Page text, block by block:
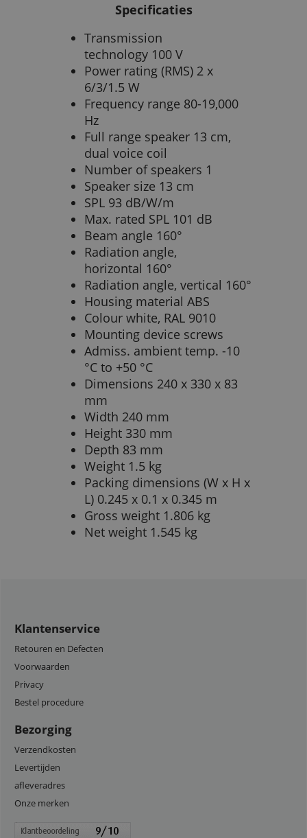
Specificaties
Transmission
technology 100 V
Power rating (RMS) 2 x
6/3/1.5 W
Frequency range 80-19,000
Hz
Full range speaker 13 cm,
dual voice coil
Number of speakers 1
Speaker size 13 cm
SPL 93 dB/W/m
Max. rated SPL 101 dB
Beam angle 160°
Radiation angle,
horizontal 160°
Radiation angle, vertical 160°
Housing material ABS
Colour white, RAL 9010
Mounting device screws
Admiss. ambient temp. -10
°C to +50 °C
Dimensions 240 x 330 x 83
mm
Width 240 mm
Height 330 mm
Depth 83 mm
Weight 1.5 kg
Packing dimensions (W x H x
L) 0.245 x 0.1 x 0.345 m
Gross weight 1.806 kg
Net weight 1.545 kg
Klantenservice
Retouren en Defecten
Voorwaarden
Privacy
Bestel procedure
Bezorging
Verzendkosten
Levertijden
afleveradres
Onze merken